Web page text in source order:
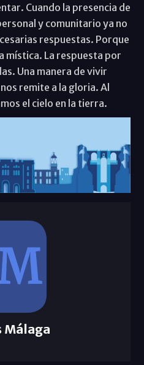
Cuando la presencia de
y comunitario ya no
respuestas. Porque
mística. La respuesta por
Una manera de vivir
remite a la gloria. Al
el cielo en la tierra.
Málaga